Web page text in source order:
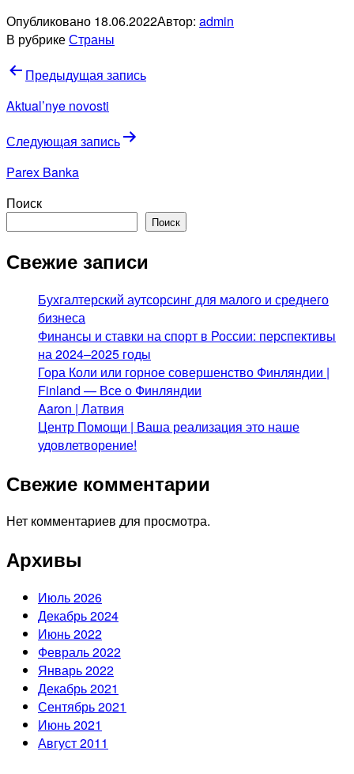
Опубликовано 18.06.2022Автор: admin
В рубрикеСтраны
Навигация
по
Предыдущая запись
Aktual’nye novosti
Следующая запись
Parex Banka
Поиск
Поиск
Свежие записи
Бухгалтерский аутсорсинг для малого и среднего
бизнеса
Финансы и ставки на спорт в России: перспективы
на 2024–2025 годы
Гора Коли или горное совершенство Финляндии |
Finland — Все о Финляндии
Aaron | Латвия
Центр Помощи | Ваша реализация это наше
удовлетворение!
Свежие комментарии
Нет комментариев для просмотра.
Архивы
Июль 2026
Декабрь 2024
Июнь 2022
Февраль 2022
Январь 2022
Декабрь 2021
Сентябрь 2021
Июнь 2021
Август 2011